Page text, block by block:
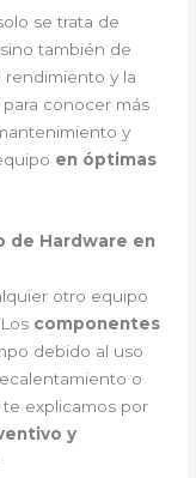
se trata de
también de
y la
conocer más
y
en óptimas
de Hardware en
otro equipo
componentes
debido al uso
o
explicamos por
y